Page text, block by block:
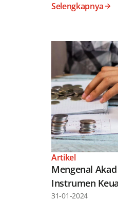
Selengkapnya
Artikel
Mengenal
Instrumen
31-01-2024